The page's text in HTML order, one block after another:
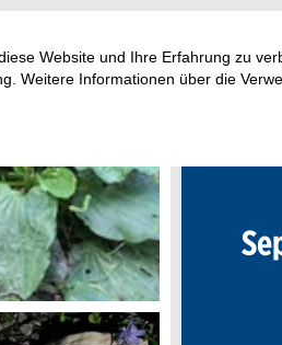
Website und Ihre Erfahrung zu
Weitere Informationen über die
.